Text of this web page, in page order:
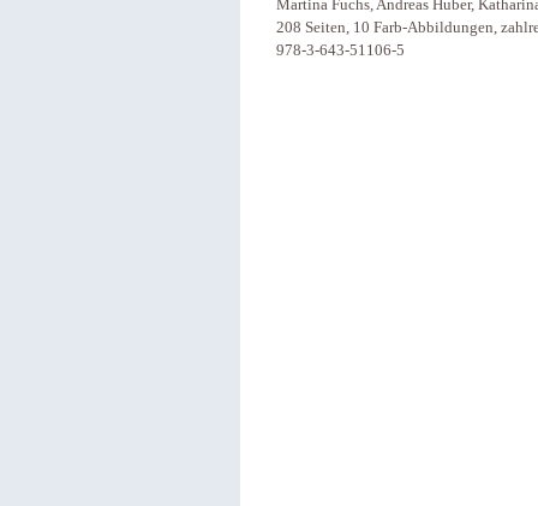
Martina Fuchs, Andreas Huber,
208 Seiten, 10 Farb-Abbildungen,
978-3-643-51106-5